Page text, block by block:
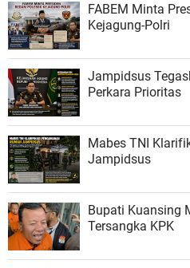
FABEM Minta
Kejagung-Polri
Jampidsus
Perkara Prioritas
Mabes TNI
Jampidsus
Bupati Kuansing
Tersangka KPK